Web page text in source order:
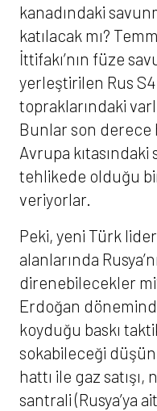
kanadındaki
katılacak mı?
İttifakı’nın füze
yerleştirilen Rus
topraklarındaki
Bunlar son derece
Avrupa
tehlikede olduğu
veriyorlar.
Peki, yeni Türk
alanlarında
direnebilecekler
Erdoğan
koyduğu baskı
sokabileceği
hattı ile gaz satışı,
santrali (Rusya’ya